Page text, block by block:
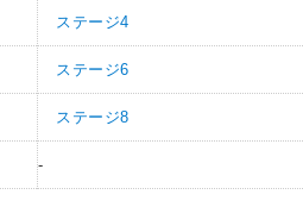
ステージ4
ステージ6
ステージ8
-